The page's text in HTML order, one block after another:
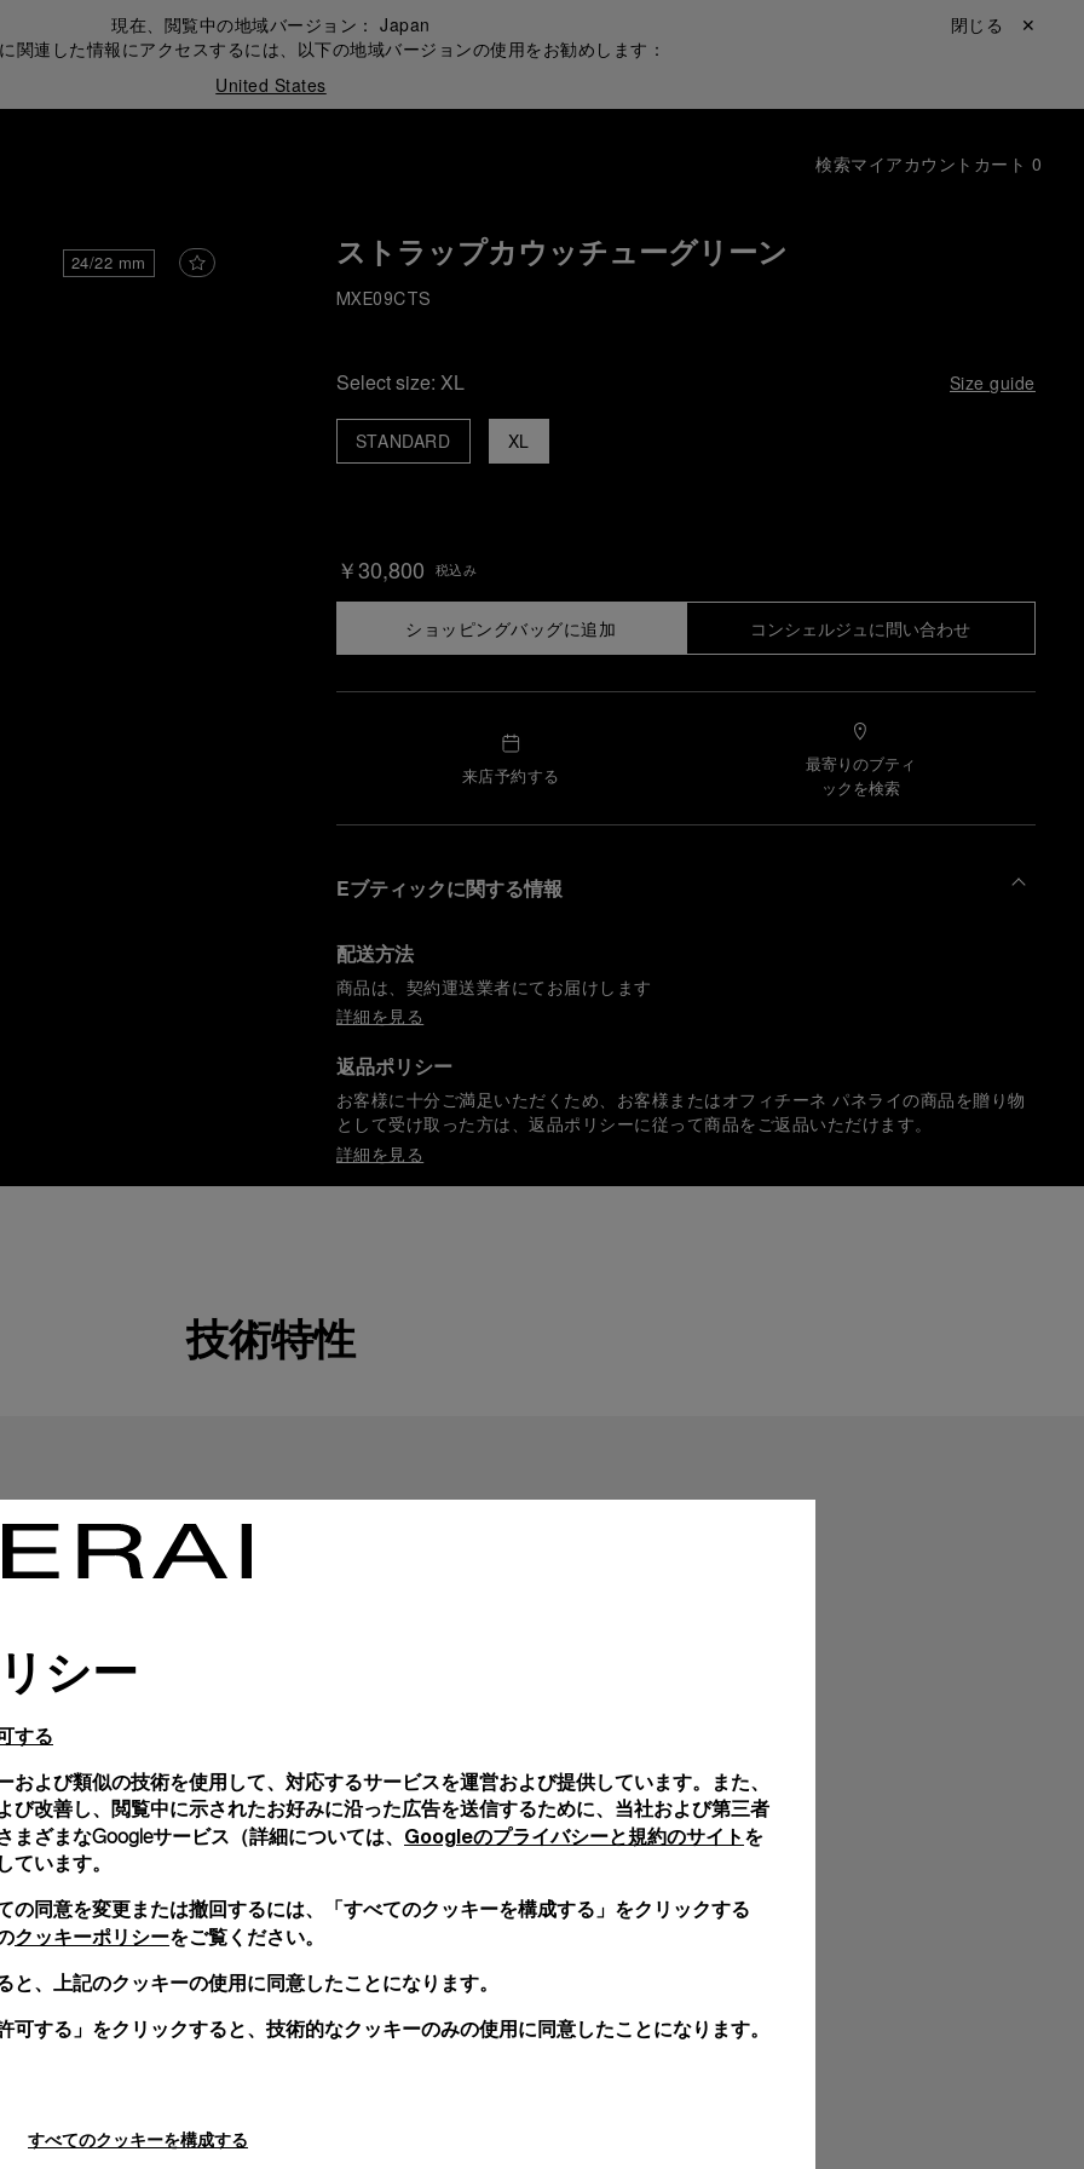
現在、閲覧中の地域バージョン：Japan
関連した情報にアクセスするには、以下の地域バージョンの使用をお勧めします：
United States
閉じる ✕
検索マイアカウント カート 0
24/22 mm ストラップカウッチューグリーン
MXE09CTS
Select size: XL Size guide
XL
STANDARD
￥30,800 税込み
ショッピングバッグに追加 コンシェルジュに問い合わせ
来店予約する
最寄りのブティ
ックを検索
Eブティックに関する情報
配送方法
商品は、契約運送業者にてお届けします
詳細を見る
返品ポリシー
お客様に十分ご満足いただくため、お客様またはオフィチーネ パネライの商品を贈り物
として受け取った方は、返品ポリシーに従って商品をご返品いただけます。
詳細を見る
ギフト包装
技術特性
シー
する
および類似の技術を使用して、対応するサービスを運営および提供しています。また、
び改善し、閲覧中に示されたお好みに沿った広告を送信するために、当社および第三者
ざまなGoogleサービス（詳細については、 Googleのプライバシーと規約のサイト を
ています。
の同意を変更または撤回するには、「すべてのクッキーを構成する」をクリックする
クッキーポリシーをご覧ください。
と、上記のクッキーの使用に同意したことになります。
可する」をクリックすると、技術的なクッキーのみの使用に同意したことになります。
すべてのクッキーを構成する